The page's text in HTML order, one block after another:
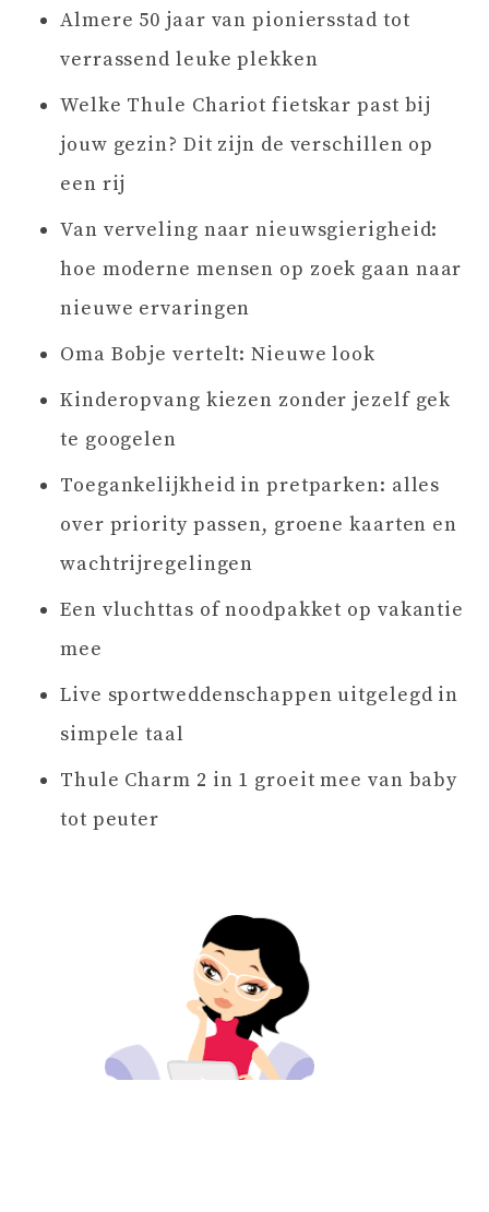
Almere 50 jaar van pioniersstad tot
verrassend leuke plekken
Welke Thule Chariot fietskar past bij
jouw gezin? Dit zijn de verschillen op
een rij
Van verveling naar nieuwsgierigheid:
hoe moderne mensen op zoek gaan naar
nieuwe ervaringen
Oma Bobje vertelt: Nieuwe look
Kinderopvang kiezen zonder jezelf gek
te googelen
Toegankelijkheid in pretparken: alles
over priority passen, groene kaarten en
wachtrijregelingen
Een vluchttas of noodpakket op vakantie
mee
Live sportweddenschappen uitgelegd in
simpele taal
Thule Charm 2 in 1 groeit mee van baby
tot peuter